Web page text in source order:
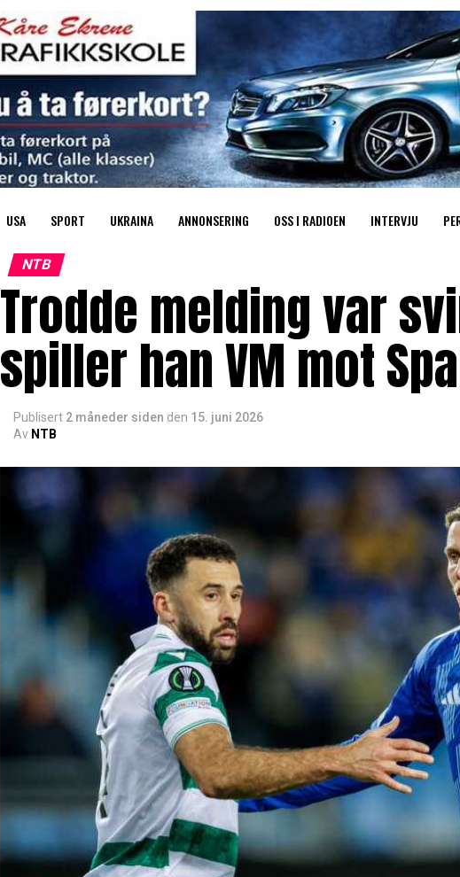
USA SPORT UKRAINA ANNONSERING OSS I RADIOEN INTERVJU
NTB
Trodde melding var
spiller han VM mot
Publisert 2 måneder siden den 15. juni 2026
Av NTB